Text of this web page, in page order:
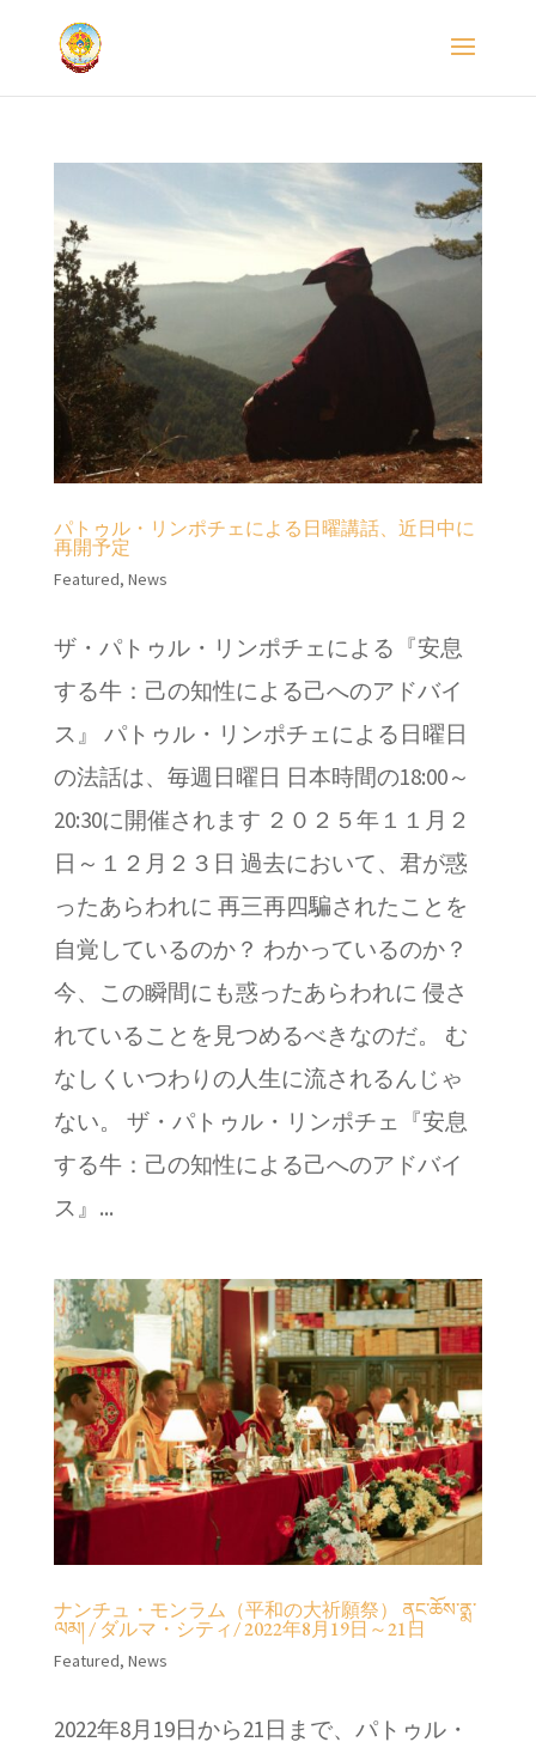
パトゥル・リンポチェによる日曜講話、近日中に
再開予定
Featured, News
ザ・パトゥル・リンポチェによる『安息
する牛：己の知性による己へのアドバイ
ス』 パトゥル・リンポチェによる日曜日
の法話は、毎週日曜日 日本時間の18:00～
20:30に開催されます ２０２５年１１月２
日～１２月２３日 過去において、君が惑
ったあらわれに 再三再四騙されたことを
自覚しているのか？ わかっているのか？
今、この瞬間にも惑ったあらわれに 侵さ
れていることを見つめるべきなのだ。 む
なしくいつわりの人生に流されるんじゃ
ない。 ザ・パトゥル・リンポチェ『安息
する牛：己の知性による己へのアドバイ
ス』...
ナンチュ・モンラム（平和の大祈願祭） ནང་ཆོས་ནྨ་
ལམ། / ダルマ・シティ/ 2022年8月19日～21日
Featured, News
2022年8月19日から21日まで、パトゥル・